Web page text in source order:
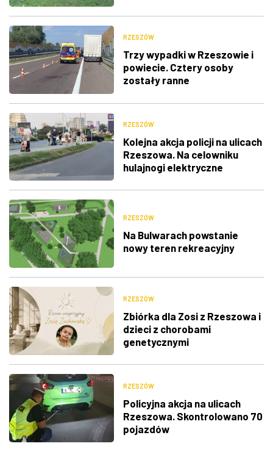
RZESZÓW
Trzy wypadki w Rzeszowie i
powiecie. Cztery osoby
zostały ranne
RZESZÓW
Kolejna akcja policji na ulicach
Rzeszowa. Na celowniku
hulajnogi elektryczne
RZESZÓW
Na Bulwarach powstanie
nowy teren rekreacyjny
RZESZÓW
Zbiórka dla Zosi z Rzeszowa i
dzieci z chorobami
genetycznymi
RZESZÓW
Policyjna akcja na ulicach
Rzeszowa. Skontrolowano 70
pojazdów